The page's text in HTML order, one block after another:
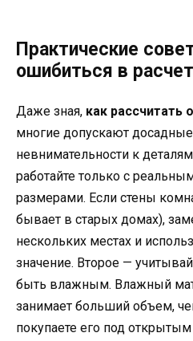
Практические
ошибиться в
Даже зная, как рассчитать
многие допускают
невнимательности к
работайте только с
размерами. Если стены
бывает в старых домах),
нескольких местах и
значение. Второе —
быть влажным. Влажный
занимает больший объем,
покупаете его под